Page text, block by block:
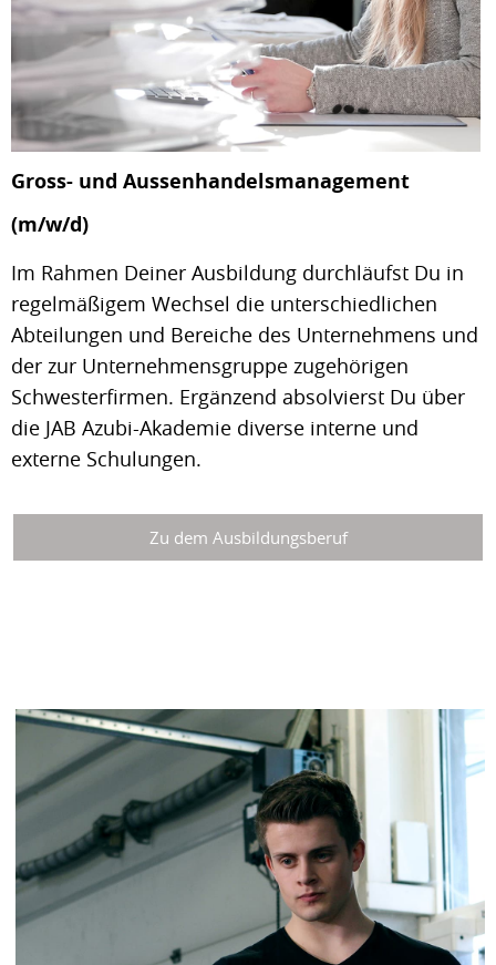
Gross- und Aussenhandelsmanagement
(m/w/d)
Im Rahmen Deiner Ausbildung durchläufst Du in
regelmäßigem Wechsel die unterschiedlichen
Abteilungen und Bereiche des Unternehmens und
der zur Unternehmensgruppe zugehörigen
Schwesterfirmen. Ergänzend absolvierst Du über
die JAB Azubi-Akademie diverse interne und
externe Schulungen.
Zu dem Ausbildungsberuf